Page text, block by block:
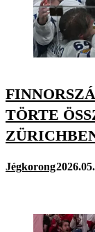
TÖRTE
Jégkorong